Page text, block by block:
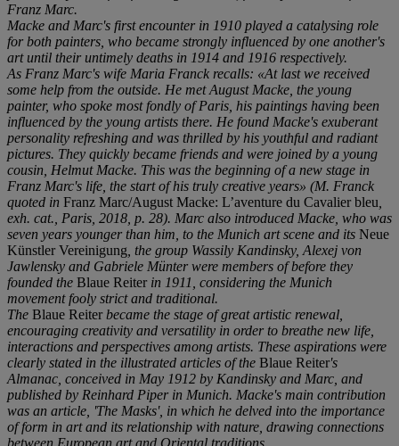
Franz Marc.
Macke and Marc's first encounter in 1910 played a catalysing role
for both painters, who became strongly influenced by one another's
art until their untimely deaths in 1914 and 1916 respectively.
As Franz Marc's wife Maria Franck recalls: «At last we received
some help from the outside. He met August Macke, the young
painter, who spoke most fondly of Paris, his paintings having been
influenced by the young artists there. He found Macke's exuberant
personality refreshing and was thrilled by his youthful and radiant
pictures. They quickly became friends and were joined by a young
cousin, Helmut Macke. This was the beginning of a new stage in
Franz Marc's life, the start of his truly creative years» (M. Franck
quoted in Franz Marc/August Macke: L’aventure du Cavalier bleu
exh. cat., Paris, 2018, p. 28). Marc also introduced Macke, who was
seven years younger than him, to the Munich art scene and its Neue
Künstler Vereinigung , the group Wassily Kandinsky, Alexej von
Jawlensky and Gabriele Münter were members of before they
founded the Blaue Reiter in 1911, considering the Munich
movement fooly strict and traditional.
The Blaue Reiterbecame the stage of great artistic renewal,
encouraging creativity and versatility in order to breathe new life,
interactions and perspectives among artists. These aspirations were
clearly stated in the illustrated articles of the Blaue Reiter's
Almanac, conceived in May 1912 by Kandinsky and Marc, and
published by Reinhard Piper in Munich. Macke's main contribution
was an article, 'The Masks', in which he delved into the importance
of form in art and its relationship with nature, drawing connections
between European art and Oriental traditions.